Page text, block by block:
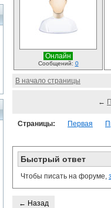
Онлайн
Сообщений: 0
В начало страницы
←
Страницы: Первая
Быстрый ответ
Чтобы писать на форуме,
← Назад